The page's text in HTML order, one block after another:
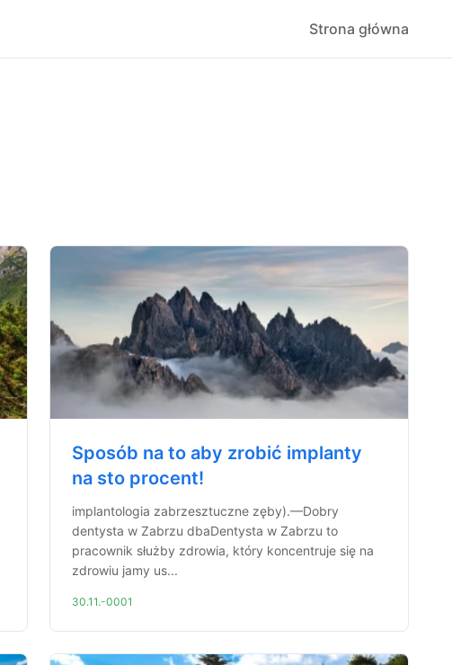
Strona główna
Sposób na to aby zrobić implanty
na sto procent!
implantologia zabrzesztuczne zęby).—Dobry
dentysta w Zabrzu dbaDentysta w Zabrzu to
pracownik służby zdrowia, który koncentruje się na
zdrowiu jamy us...
30.11.-0001